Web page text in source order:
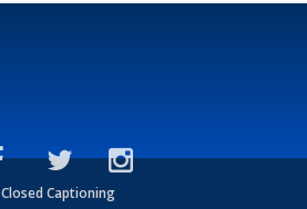
Closed Captioning